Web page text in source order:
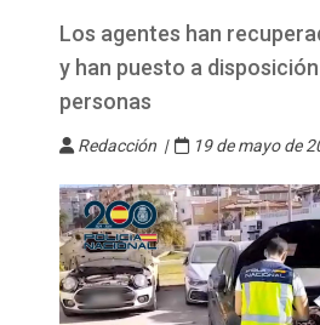
Los agentes han
y han puesto a
personas
Redacción | 19 de mayo de